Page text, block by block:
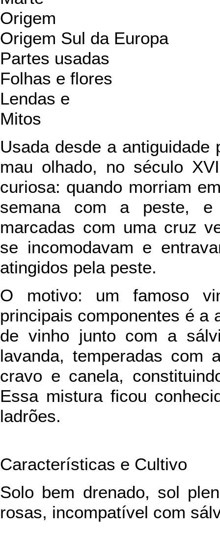
Origem
Origem Sul da Europa
Partes usadas
Folhas e flores
Lendas e
Mitos
Usada desde a
mau olhado, no século
curiosa: quando morriam
semana com a peste,
marcadas com uma cruz
se incomodavam e
atingidos pela peste.
O motivo: um famoso
principais componentes é a
de vinho junto com a
lavanda, temperadas com
cravo e canela,
Essa mistura ficou
ladrões.
Características e Cultivo
Solo bem drenado, sol
rosas, incompatível com